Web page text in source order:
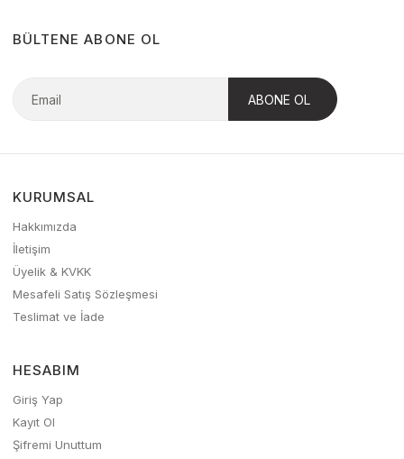
BÜLTENE ABONE OL
KURUMSAL
Hakkımızda
İletişim
Üyelik & KVKK
Mesafeli Satış Sözleşmesi
Teslimat ve İade
HESABIM
Giriş Yap
Kayıt Ol
Şifremi Unuttum